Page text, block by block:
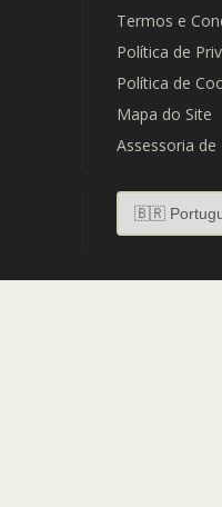
Termos e
Política de
Política de
Mapa do Site
Assessoria de